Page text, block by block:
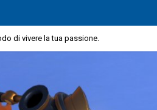
di vivere la tua passione.